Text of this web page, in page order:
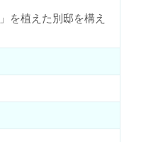
を植えた別邸を構え